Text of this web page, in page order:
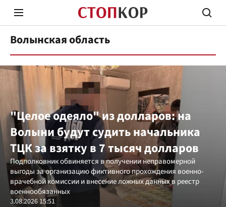
Стоп Политической Коррупции
Политика
Волынская область
"Целое одеяло" из долларов: на
Волыни будут судить начальника
ТЦК за взятку в 7 тысяч долларов
Подполковник обвиняется в получении неправомерной
выгоды за организацию фиктивного прохождения военно-
врачебной комиссии и внесение ложных данных в реестр
военнообязанных
3.08.2026 15:51